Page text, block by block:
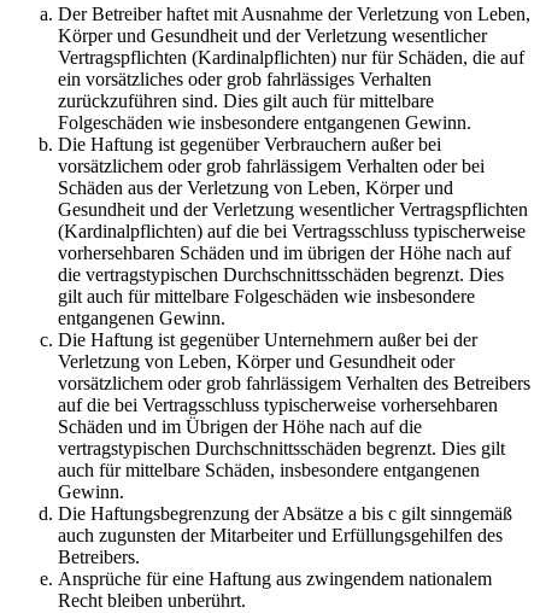
Der Betreiber haftet mit Ausnahme der Verletzung von Leben,
Körper und Gesundheit und der Verletzung wesentlicher
Vertragspflichten (Kardinalpflichten) nur für Schäden, die auf
ein vorsätzliches oder grob fahrlässiges Verhalten
zurückzuführen sind. Dies gilt auch für mittelbare
Folgeschäden wie insbesondere entgangenen Gewinn.
Die Haftung ist gegenüber Verbrauchern außer bei
vorsätzlichem oder grob fahrlässigem Verhalten oder bei
Schäden aus der Verletzung von Leben, Körper und
Gesundheit und der Verletzung wesentlicher Vertragspflichten
(Kardinalpflichten) auf die bei Vertragsschluss typischerweise
vorhersehbaren Schäden und im übrigen der Höhe nach auf
die vertragstypischen Durchschnittsschäden begrenzt. Dies
gilt auch für mittelbare Folgeschäden wie insbesondere
entgangenen Gewinn.
Die Haftung ist gegenüber Unternehmern außer bei der
Verletzung von Leben, Körper und Gesundheit oder
vorsätzlichem oder grob fahrlässigem Verhalten des Betreibers
auf die bei Vertragsschluss typischerweise vorhersehbaren
Schäden und im Übrigen der Höhe nach auf die
vertragstypischen Durchschnittsschäden begrenzt. Dies gilt
auch für mittelbare Schäden, insbesondere entgangenen
Gewinn.
Die Haftungsbegrenzung der Absätze a bis c gilt sinngemäß
auch zugunsten der Mitarbeiter und Erfüllungsgehilfen des
Betreibers.
Ansprüche für eine Haftung aus zwingendem nationalem
Recht bleiben unberührt.